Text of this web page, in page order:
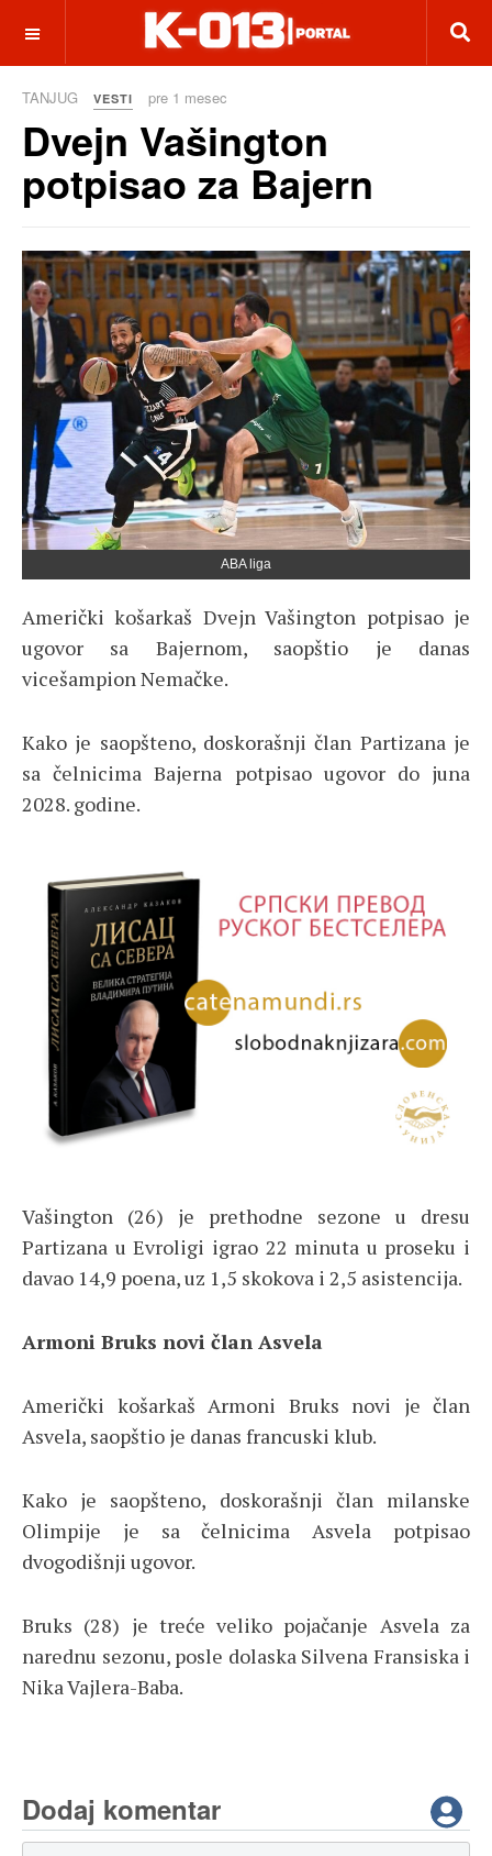
OFF CANVAS
TANJUG VESTI pre 1 mesec
Dvejn Vašington
potpisao za Bajern
ABA liga
Američki košarkaš Dvejn Vašington potpisao je
ugovor sa Bajernom, saopštio je danas
vicešampion Nemačke.
Kako je saopšteno, doskorašnji član Partizana je
sa čelnicima Bajerna potpisao ugovor do juna
2028. godine.
Vašington (26) je prethodne sezone u dresu
Partizana u Evroligi igrao 22 minuta u proseku i
davao 14,9 poena, uz 1,5 skokova i 2,5 asistencija.
Armoni Bruks novi član Asvela
Američki košarkaš Armoni Bruks novi je član
Asvela, saopštio je danas francuski klub.
Kako je saopšteno, doskorašnji član milanske
Olimpije je sa čelnicima Asvela potpisao
dvogodišnji ugovor.
Bruks (28) je treće veliko pojačanje Asvela za
narednu sezonu, posle dolaska Silvena Fransiska i
Nika Vajlera-Baba.
Dodaj komentar